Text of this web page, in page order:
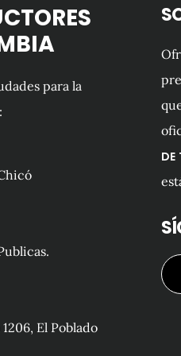
para la
El Poblado
DE